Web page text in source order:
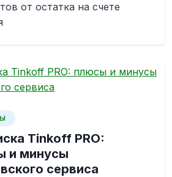
от остатка на счете
Tinkoff PRO:
и минусы
сервиса